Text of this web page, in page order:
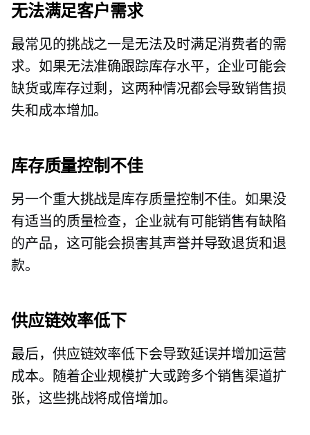
无法满足客户需求
最常见的挑战之一是无法及时满足消费者的需
求。如果无法准确跟踪库存水平，企业可能会
缺货或库存过剩，这两种情况都会导致销售损
失和成本增加。
库存质量控制不佳
另一个重大挑战是库存质量控制不佳。如果没
有适当的质量检查，企业就有可能销售有缺陷
的产品，这可能会损害其声誉并导致退货和退
款。
供应链效率低下
最后，供应链效率低下会导致延误并增加运营
成本。随着企业规模扩大或跨多个销售渠道扩
张，这些挑战将成倍增加。